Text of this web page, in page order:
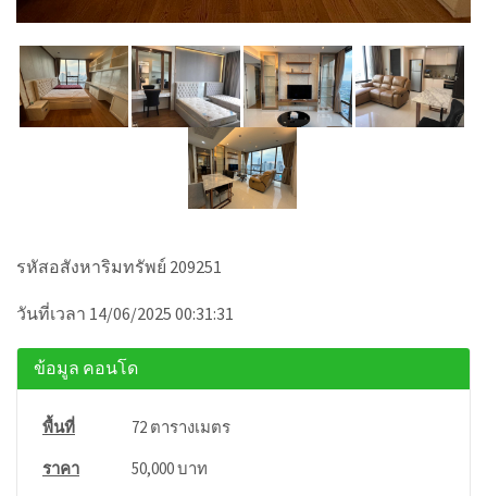
รหัสอสังหาริมทรัพย์ 209251
วันที่เวลา 14/06/2025 00:31:31
ข้อมูล คอนโด
พื้นที่
72 ตารางเมตร
ราคา
50,000 บาท